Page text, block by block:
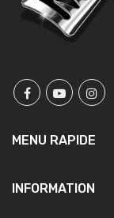
MENU RAPIDE
INFORMATION